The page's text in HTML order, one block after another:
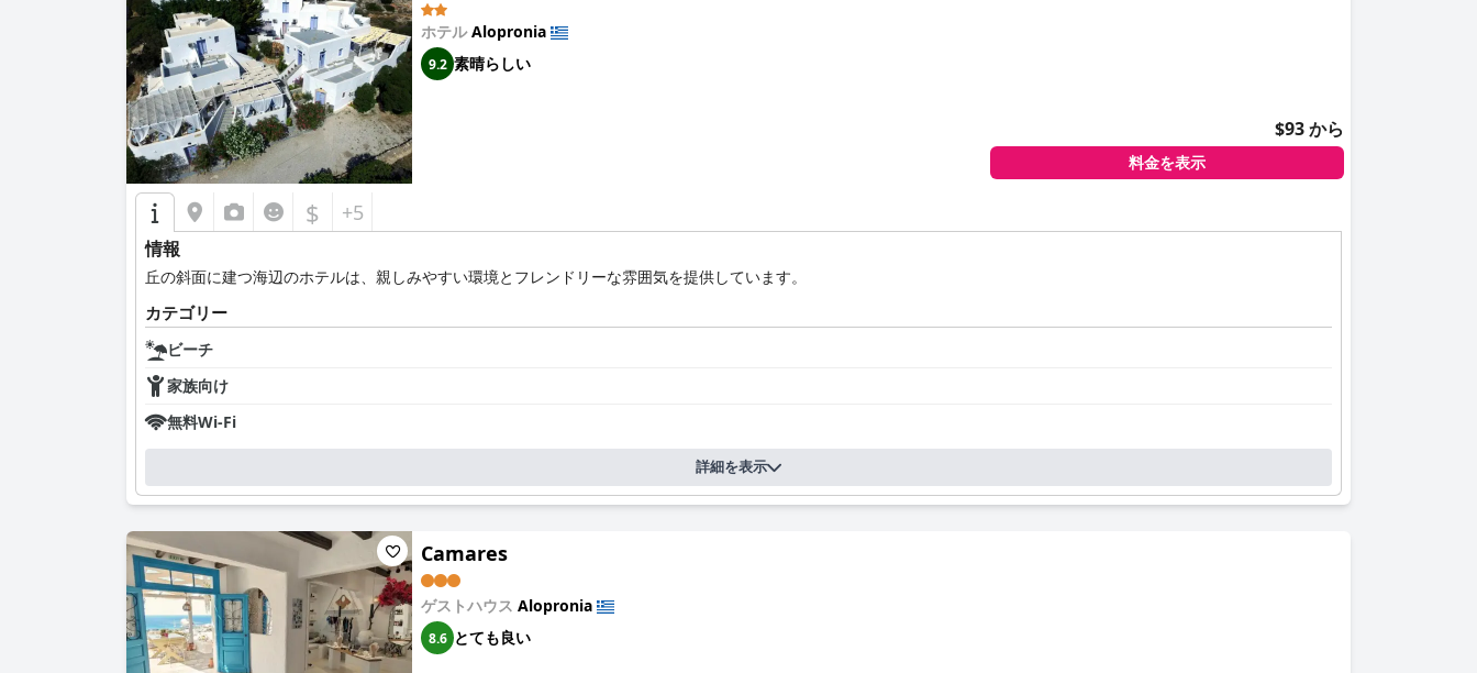
ホテルAlopronia
9.2 素晴らしい
$93 から
料金を表示
$ +5
情報
丘の斜面に建つ海辺のホテルは、親しみやすい環境とフレンドリーな雰囲気を提供しています。
カテゴリー
ビーチ
家族向け
無料Wi-Fi
詳細を表示
Camares
ゲストハウス Alopronia
8.6 とても良い